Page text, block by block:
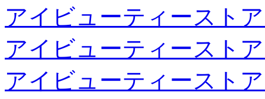
アイビューティースト
アイビューティースト
アイビューティースト